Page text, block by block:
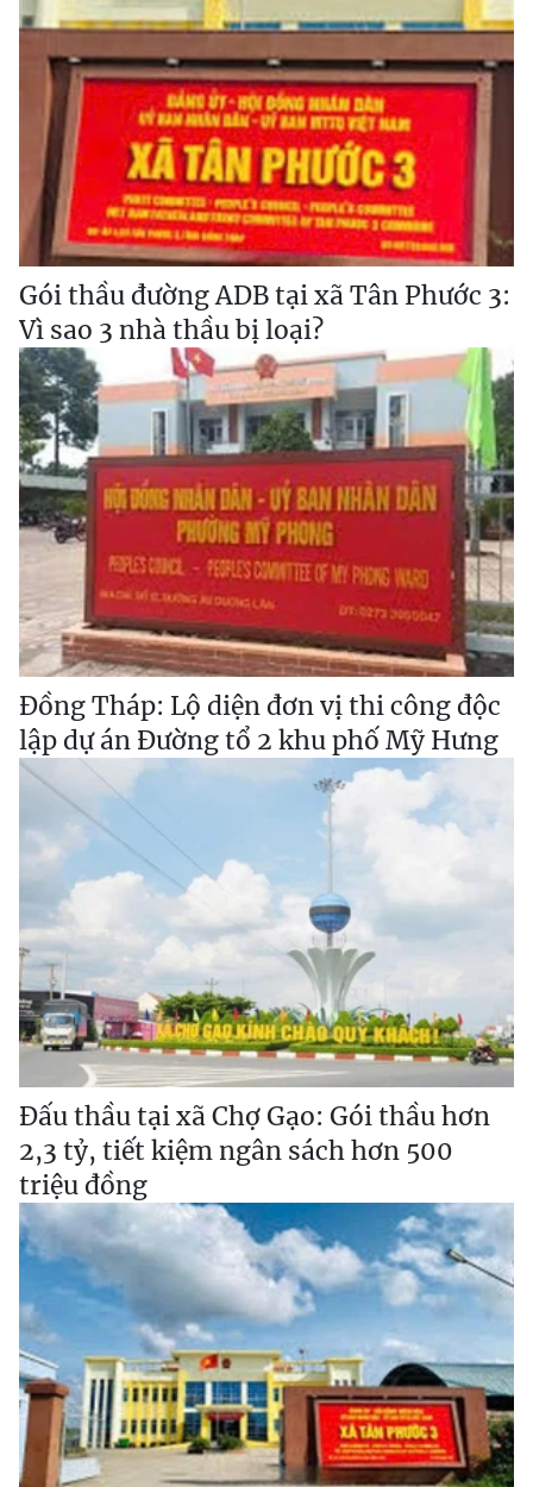
Gói thầu đường ADB tại xã Tân Phước 3:
Vì sao 3 nhà thầu bị loại?
Đồng Tháp: Lộ diện đơn vị thi công độc
lập dự án Đường tổ 2 khu phố Mỹ Hưng
Đấu thầu tại xã Chợ Gạo: Gói thầu hơn
2,3 tỷ, tiết kiệm ngân sách hơn 500
triệu đồng